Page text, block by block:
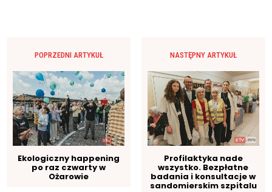
POPRZEDNI ARTYKUŁ
Ekologiczny happening
po raz czwarty w
Ożarowie
NASTĘPNY ARTYKUŁ
Profilaktyka nade
wszystko. Bezpłatne
badania i konsultacje w
sandomierskim szpitalu